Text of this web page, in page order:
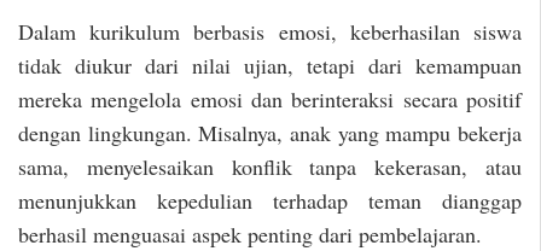
Dalam kurikulum berbasis emosi, keberhasilan siswa
tidak diukur dari nilai ujian, tetapi dari kemampuan
mereka mengelola emosi dan berinteraksi secara positif
dengan lingkungan. Misalnya, anak yang mampu bekerja
sama, menyelesaikan konflik tanpa kekerasan, atau
menunjukkan kepedulian terhadap teman dianggap
berhasil menguasai aspek penting dari pembelajaran.